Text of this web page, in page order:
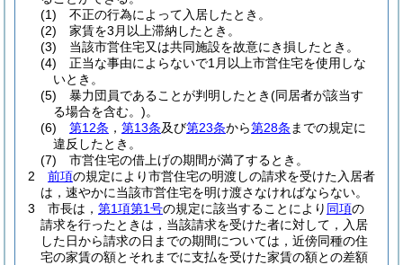
(1)
不正の行為によって入居したとき。
(2)
家賃を3月以上滞納したとき。
(3)
当該市営住宅又は共同施設を故意にき損したとき。
(4)
正当な事由によらないで1月以上市営住宅を使用しな
いとき。
(5)
暴力団員であることが判明したとき(同居者が該当す
る場合を含む。)。
(6)
第12条 ， 第13条及び第23条から第28条 までの規定に
違反したとき。
(7)
市営住宅の借上げの期間が満了するとき。
2
前項の規定により市営住宅の明渡しの請求を受けた入居者
は，速やかに当該市営住宅を明け渡さなければならない。
3
市長は， 第1項第1号の規定に該当することにより 同項の
請求を行ったときは，当該請求を受けた者に対して，入居
した日から請求の日までの期間については，近傍同種の住
宅の家賃の額とそれまでに支払を受けた家賃の額との差額